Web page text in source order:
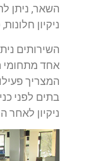
השאר, ניתן
ניקיון
השירותים
אחד מתחומי
המצריך
בתים לפני
ניקיון לאחר